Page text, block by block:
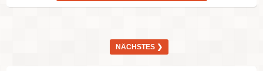
NÄCHSTES ❯